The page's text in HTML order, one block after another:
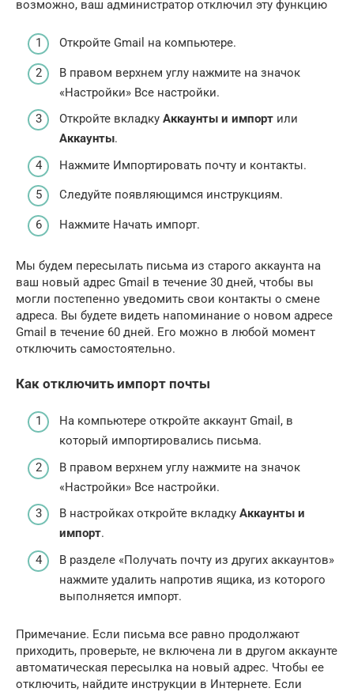
возможно, ваш администратор отключил эту функцию
Откройте Gmail на компьютере.
В правом верхнем углу нажмите на значок
«Настройки» Все настройки.
Откройте вкладку Аккаунты и импорт или
Аккаунты.
Нажмите Импортировать почту и контакты.
Следуйте появляющимся инструкциям.
Нажмите Начать импорт.
Мы будем пересылать письма из старого аккаунта на
ваш новый адрес Gmail в течение 30 дней, чтобы вы
могли постепенно уведомить свои контакты о смене
адреса. Вы будете видеть напоминание о новом адресе
Gmail в течение 60 дней. Его можно в любой момент
отключить самостоятельно.
Как отключить импорт почты
На компьютере откройте аккаунт Gmail, в
который импортировались письма.
В правом верхнем углу нажмите на значок
«Настройки» Все настройки.
В настройках откройте вкладку Аккаунты и
импорт.
В разделе «Получать почту из других аккаунтов»
нажмите удалить напротив ящика, из которого
выполняется импорт.
Примечание. Если письма все равно продолжают
приходить, проверьте, не включена ли в другом аккаунте
автоматическая пересылка на новый адрес. Чтобы ее
отключить, найдите инструкции в Интернете. Если